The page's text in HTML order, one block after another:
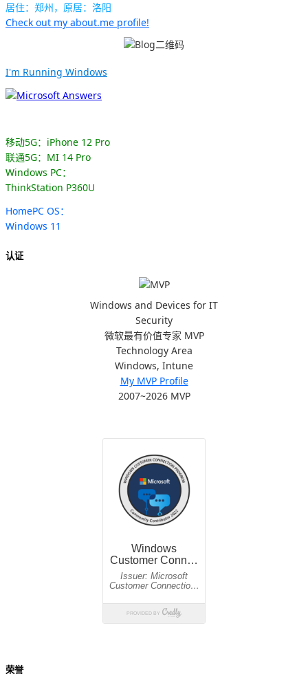
居住：郑州，原居：洛阳
Check out my about.me profile!
I'm Running Windows
移动5G：iPhone 12 Pro
联通5G：MI 14 Pro
Windows PC：
ThinkStation P360U
HomePC OS：
Windows 11
认证
Windows and Devices for IT
Security
微软最有价值专家 MVP
Technology Area
Windows, Intune
My MVP Profile
2007~2026 MVP
荣誉